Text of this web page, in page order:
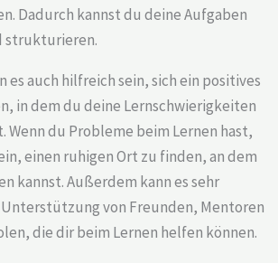
Dadurch kannst du deine Aufgaben
strukturieren.
es auch hilfreich sein, sich ein positives
in dem du deine Lernschwierigkeiten
Wenn du Probleme beim Lernen hast,
einen ruhigen Ort zu finden, an dem
kannst. Außerdem kann es sehr
von Freunden, Mentoren
die dir beim Lernen helfen können.